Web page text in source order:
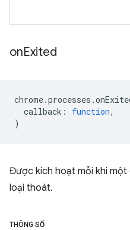
onExited
chrome.processes .
callback : function,
)
Được kích hoạt mỗi khi
loại thoát.
THÔNG SỐ